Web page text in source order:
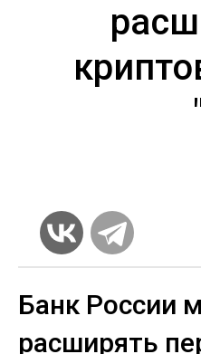
Банк России
расширять